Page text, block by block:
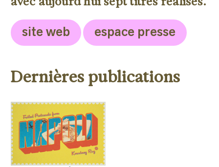
site web espace presse
Dernières publications